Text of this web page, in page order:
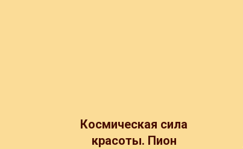
Космическая сила
красоты. Пион